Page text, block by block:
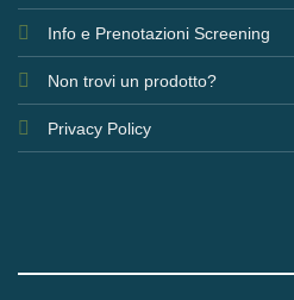
Info e Prenotazioni Screening
Non trovi un prodotto?
Privacy Policy